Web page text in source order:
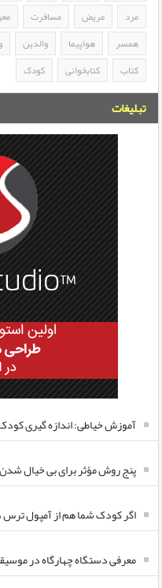
مرد
مریض مسافرت
همسر
هواپیما والدین
کتاب
کتابخوانی کودک
تبلیغات
آموزش خیاطی: اندازه گیری
پنج روش مؤثر برای بی خیال
اگر کودک شما هم از آمپول ترس
معرفی دستگاه چهارگاه در